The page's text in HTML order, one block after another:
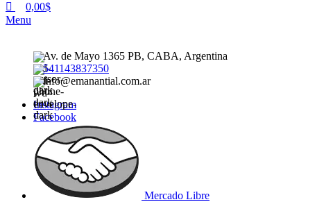
0,00$
Menu
Av. de Mayo 1365 PB, CABA, Argentina
541143837350
info@emanantial.com.ar
Instagram
Facebook
Mercado Libre